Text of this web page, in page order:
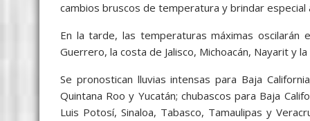
cambios bruscos de temperatura y brindar especial
En la tarde, las temperaturas máximas oscilarán
Guerrero, la costa de Jalisco, Michoacán, Nayarit y
Se pronostican lluvias intensas para Baja
Quintana Roo y Yucatán; chubascos para Baja
Luis Potosí, Sinaloa, Tabasco, Tamaulipas y